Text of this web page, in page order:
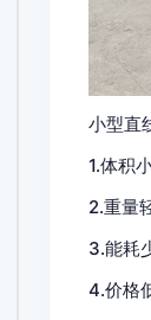
小型直
1.体积小
2.重量轻
3.能耗少
4.价格低